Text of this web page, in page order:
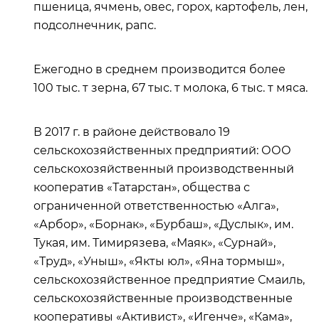
пшеница, ячмень, овес, горох, картофель, лен,
подсолнечник, рапс.
Ежегодно в среднем производится более
100 тыс. т зерна, 67 тыс. т молока, 6 тыс. т мяса.
В 2017 г. в районе действовало 19
сельскохозяйственных предприятий: ООО
сельскохозяйственный производственный
кооператив «Татарстан», общества с
ограниченной ответственностью «Алга»,
«Арбор», «Борнак», «Бурбаш», «Дуслык», им.
Тукая, им. Тимирязева, «Маяк», «Сурнай»,
«Труд», «Уныш», «Якты юл», «Яна тормыш»,
сельскохозяйственное предприятие Смаиль,
сельскохозяйственные производственные
кооперативы «Активист», «Игенче», «Кама»,